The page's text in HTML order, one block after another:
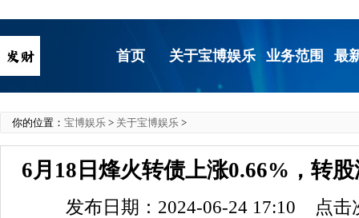
首页 关于宝博娱乐 业务范围 最
你的位置： 宝博娱乐 > 关于宝博娱乐 >
6月18日烽火转债上涨0.66%，转
发布日期：2024-06-24 17:10 点击